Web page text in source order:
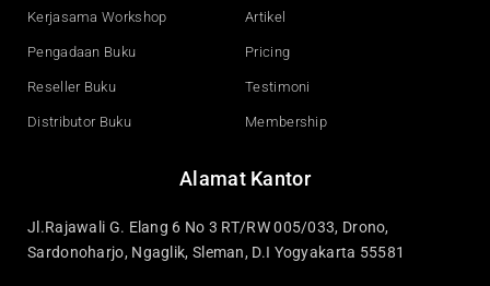
Kerjasama Workshop
Pengadaan Buku
Reseller Buku
Distributor Buku
Artikel
Pricing
Testimoni
Membership
Alamat Kantor
Jl.Rajawali G. Elang 6 No 3 RT/RW 005/033, Drono,
Sardonoharjo, Ngaglik, Sleman, D.I Yogyakarta 55581